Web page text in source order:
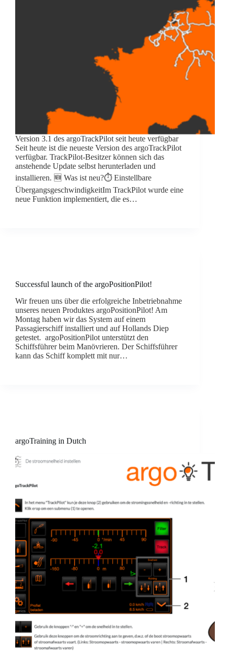
Version 3.1 des argoTrackPilot seit heute verfügbar
Seit heute ist die neueste Version des argoTrackPilot
verfügbar. TrackPilot-Besitzer können sich das
anstehende Update selbst herunterladen und
installieren. 🆕 Was ist neu?⏱️ Einstellbare
ÜbergangsgeschwindigkeitIm TrackPilot wurde eine
neue Funktion implementiert, die es…
Successful launch of the argoPositionPilot!
Wir freuen uns über die erfolgreiche Inbetriebnahme
unseres neuen Produktes argoPositionPilot! Am
Montag haben wir das System auf einem
Passagierschiff installiert und auf Hollands Diep
getestet. argoPositionPilot unterstützt den
Schiffsführer beim Manövrieren. Der Schiffsführer
kann das Schiff komplett mit nur…
argoTraining in Dutch